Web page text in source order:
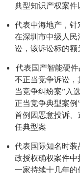
典型知识产权案
代表中海地产，
在深圳市中级人
讼，该诉讼标的额
代表国产智能硬
不正当竞争诉讼，
当竞争纠纷案”入
正当竞争典型案
首例因恶意投诉
任典型案
代表国际知名时装
政授权确权案件
一家持续十几年